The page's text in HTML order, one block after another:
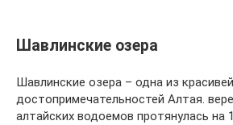
Шавлинские озера
Шавлинские озера – одна из
достопримечательностей Алтая.
алтайских водоемов протянулась на